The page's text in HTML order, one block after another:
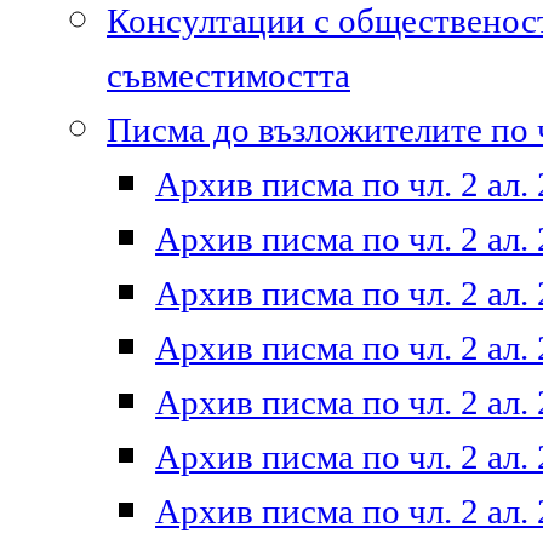
Консултации с
съвместимостта
Писма до възложителите по
Архив писма по чл. 2 ал.
Архив писма по чл. 2 ал.
Архив писма по чл. 2 ал.
Архив писма по чл. 2 ал.
Архив писма по чл. 2 ал.
Архив писма по чл. 2 ал.
Архив писма по чл. 2 ал.